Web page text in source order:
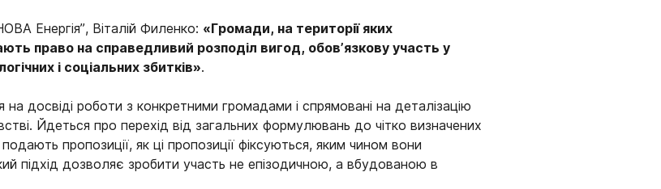
Енергія”, Віталій Филенко: «Громади, на території яких
право на справедливий розподіл вигод, обов’язкову участь у
і соціальних збитків».
досвіді роботи з конкретними громадами і спрямовані на деталізацію
Йдеться про перехід від загальних формулювань до чітко визначених
пропозиції, як ці пропозиції фіксуються, яким чином вони
підхід дозволяє зробити участь не епізодичною, а вбудованою в